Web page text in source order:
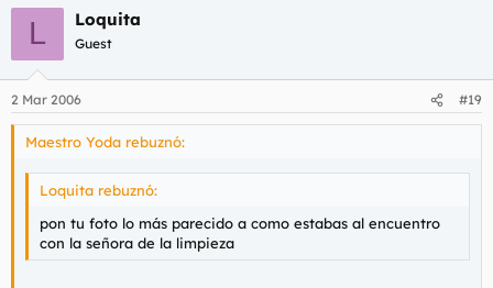
L Loquita
Guest
2 Mar 2006 #19
Maestro Yoda rebuznó:
Loquita rebuznó:
pon tu foto lo más parecido a como estabas al encuentro
con la señora de la limpieza